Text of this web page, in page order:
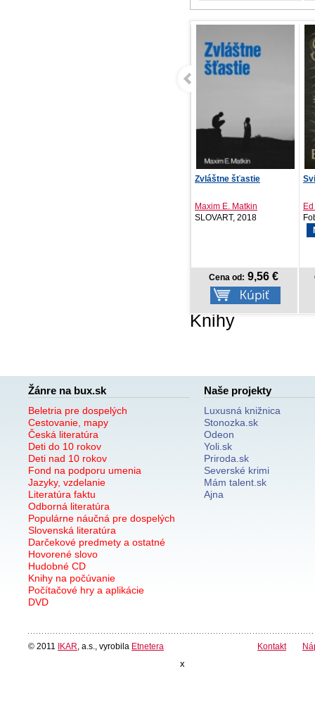
Svitupád
Ed Crocker
Fobos, 2026
Cena od:17,59 €
Knihy
Žánre na bux.sk
Beletria pre dospelých
Cestovanie, mapy
Česká literatúra
Deti do 10 rokov
Deti nad 10 rokov
Fond na podporu umenia
Jazyky, vzdelanie
Literatúra faktu
Odborná literatúra
Populárne náučná pre dospelých
Slovenská literatúra
Darčekové predmety a ostatné
Hovorené slovo
Hudobné CD
Knihy na počúvanie
Počítačové hry a aplikácie
DVD
Naše projekty
Luxusná knižnica
Stonozka.sk
Odeon
Yoli.sk
Priroda.sk
Severské krimi
Mám talent.sk
Ajna
© 2011 IKAR , a.s., vyrobila Etnetera Kontakt
x